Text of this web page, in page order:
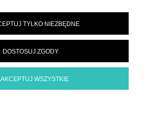
O NAS
12, 05-200 Wołomin |sekretariat@spd.pl
TYLKO NIEZBĘDNE
DOSTOSUJ ZGODY
WSZYSTKIE